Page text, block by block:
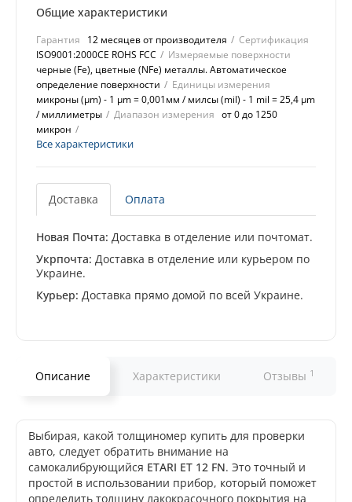
Общие характеристики
Гарантия 12 месяцев от производителя
Сертификация
ISO9001:2000CE ROHS FCC
Измеряемые поверхности
черные (Fe), цветные (NFe) металлы. Автоматическое
определение поверхности
Единицы измерения
микроны (µm) - 1 µm = 0,001мм / милсы (mil) - 1 mil = 25,4 µm
/ миллиметры
Диапазон измерения от 0 до 1250
микрон
Все характеристики
Доставка Оплата
Новая Почта: Доставка в отделение или почтомат.
Укрпочта: Доставка в отделение или курьером по
Украине.
Курьер: Доставка прямо домой по всей Украине.
Описание Характеристики Отзывы 1
Выбирая, какой толщиномер купить для проверки
авто, следует обратить внимание на
самокалибрующийся ETARI ET 12 FN. Это точный и
простой в использовании прибор, который поможет
определить толщину лакокрасочного покрытия на